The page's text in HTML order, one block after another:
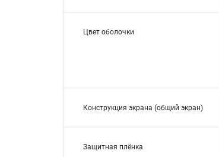
Цвет оболочки
Конструкция экрана (общий экран)
Защитная плёнка